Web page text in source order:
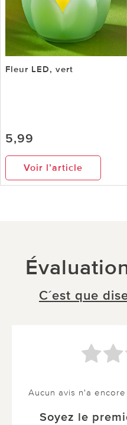
Fleur LED, vert
5,99
Voir l’article
C´est que
Aucun avis n'a
Soyez le